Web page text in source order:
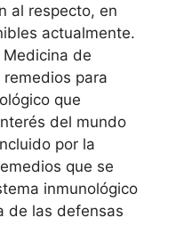
al respecto, en
actualmente.
de
para
que
del mundo
por la
que se
inmunológico
de las defensas